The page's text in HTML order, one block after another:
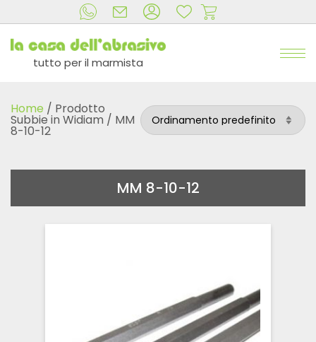
tutto per il marmista
Home / Prodotto
Subbie in Widiam / MM
8-10-12
MM 8-10-12